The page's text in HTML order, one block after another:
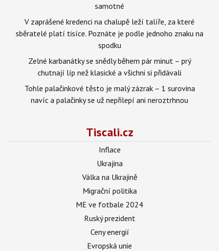
samotné
V zaprášené kredenci na chalupě leží talíře, za které
sběratelé platí tisíce. Poznáte je podle jednoho znaku na
spodku
Zelné karbanátky se snědly během pár minut – prý
chutnají líp než klasické a všichni si přidávali
Tohle palačinkové těsto je malý zázrak – 1 surovina
navíc a palačinky se už nepřilepí ani neroztrhnou
Tiscali.cz
Inflace
Ukrajina
Válka na Ukrajině
Migrační politika
ME ve fotbale 2024
Ruský prezident
Ceny energií
Evropská unie